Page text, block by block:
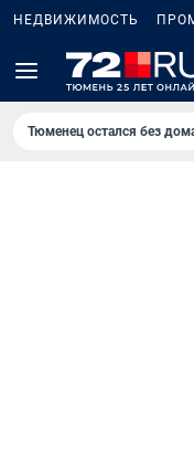
НЕДВИЖИМОСТЬ
Тюменец остался без